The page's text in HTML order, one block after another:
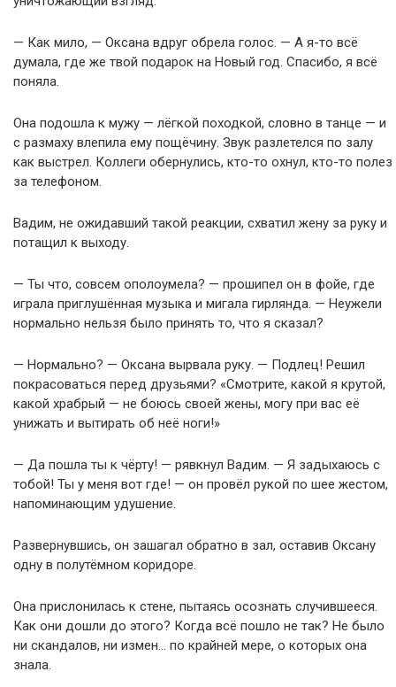
— Как мило, — Оксана вдруг обрела голос. — А я-то всё
думала, где же твой подарок на Новый год. Спасибо, я всё
поняла.
Она подошла к мужу — лёгкой походкой, словно в танце — и
с размаху влепила ему пощёчину. Звук разлетелся по залу
как выстрел. Коллеги обернулись, кто-то охнул, кто-то полез
за телефоном.
Вадим, не ожидавший такой реакции, схватил жену за руку и
потащил к выходу.
— Ты что, совсем ополоумела? — прошипел он в фойе, где
играла приглушённая музыка и мигала гирлянда. — Неужели
нормально нельзя было принять то, что я сказал?
— Нормально? — Оксана вырвала руку. — Подлец! Решил
покрасоваться перед друзьями? «Смотрите, какой я крутой,
какой храбрый — не боюсь своей жены, могу при вас её
унижать и вытирать об неё ноги!»
— Да пошла ты к чёрту! — рявкнул Вадим. — Я задыхаюсь с
тобой! Ты у меня вот где! — он провёл рукой по шее жестом,
напоминающим удушение.
Развернувшись, он зашагал обратно в зал, оставив Оксану
одну в полутёмном коридоре.
Она прислонилась к стене, пытаясь осознать случившееся.
Как они дошли до этого? Когда всё пошло не так? Не было
ни скандалов, ни измен… по крайней мере, о которых она
знала.